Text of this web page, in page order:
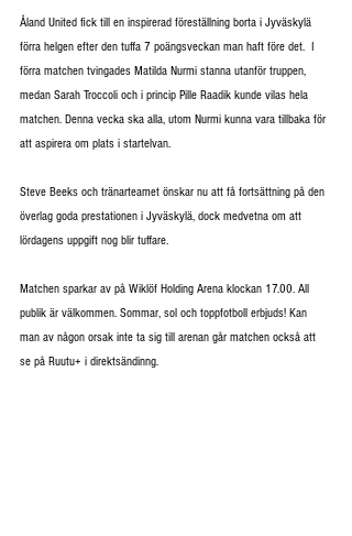
Åland United fick till en inspirerad föreställning borta i Jyväskylä
förra helgen efter den tuffa 7 poängsveckan man haft före det.  I
förra matchen tvingades Matilda Nurmi stanna utanför truppen,
medan Sarah Troccoli och i princip Pille Raadik kunde vilas hela
matchen. Denna vecka ska alla, utom Nurmi kunna vara tillbaka för
att aspirera om plats i startelvan.
Steve Beeks och tränarteamet önskar nu att få fortsättning på den
överlag goda prestationen i Jyväskylä, dock medvetna om att
lördagens uppgift nog blir tuffare.
Matchen sparkar av på Wiklöf Holding Arena klockan 17.00. All
publik är välkommen. Sommar, sol och toppfotboll erbjuds! Kan
man av någon orsak inte ta sig till arenan går matchen också att
se på Ruutu+ i direktsändinng.